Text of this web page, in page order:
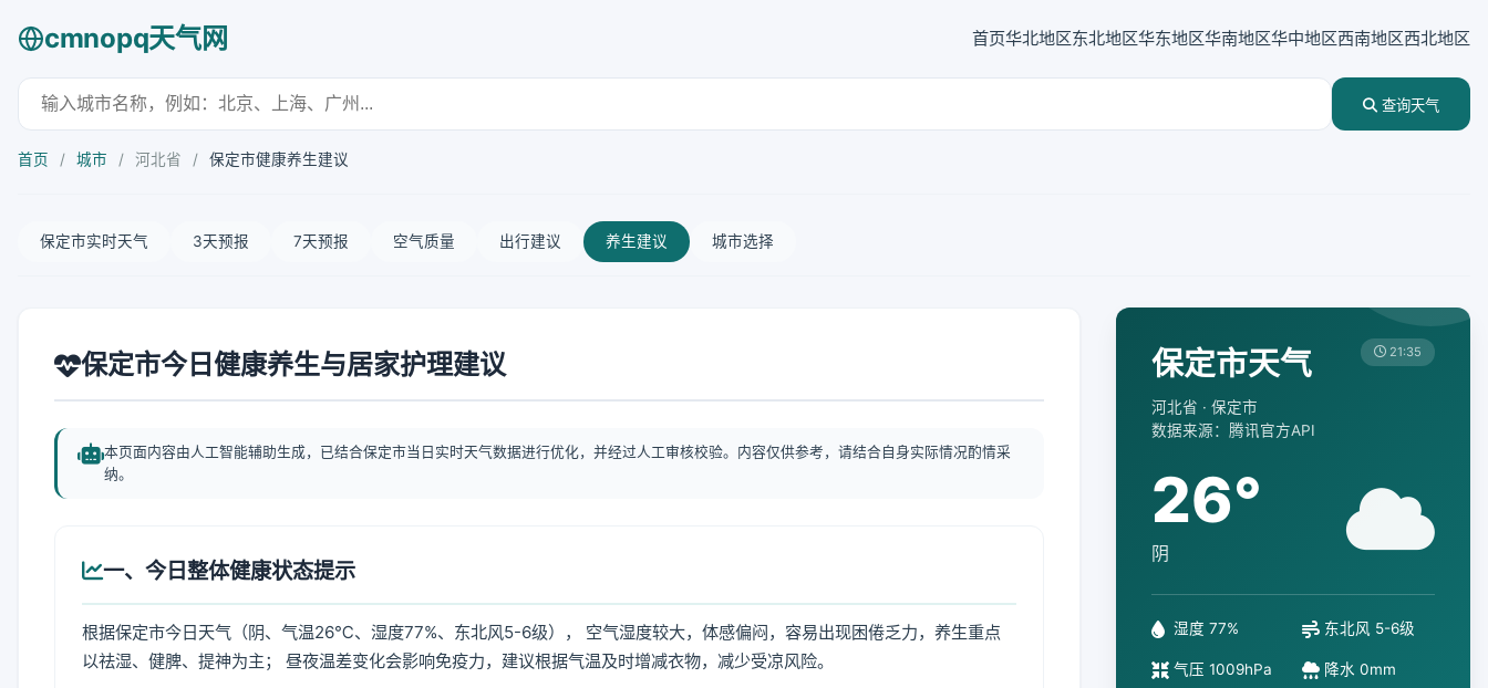
cmnopq天气网 首页华北地区东北地区华东地区华南地区华中地区西南地区西北地区
查询天气
首页 / 城市 / 河北省 / 保定市健康养生建议
保定市实时天气 3天预报 7天预报 空气质量 出行建议 养生建议 城市选择
保定市今日健康养生与居家护理建议
本页面内容由人工智能辅助生成，已结合保定市当日实时天气数据进行优化，并经过人工审核校验。内容仅供参考，请结合自身实际情况酌情采
纳。
一、今日整体健康状态提示
根据保定市今日天气（阴、气温26℃、湿度77%、东北风5-6级）， 空气湿度较大，体感偏闷，容易出现困倦乏力，养生重点
以祛湿、健脾、提神为主； 昼夜温差变化会影响免疫力，建议根据气温及时增减衣物，减少受凉风险。
保定市天气
河北省 · 保定市
数据来源：腾讯官方API
21:35
26°
阴
湿度 77% 东北风 5-6级
气压 1009hPa 降水 0mm